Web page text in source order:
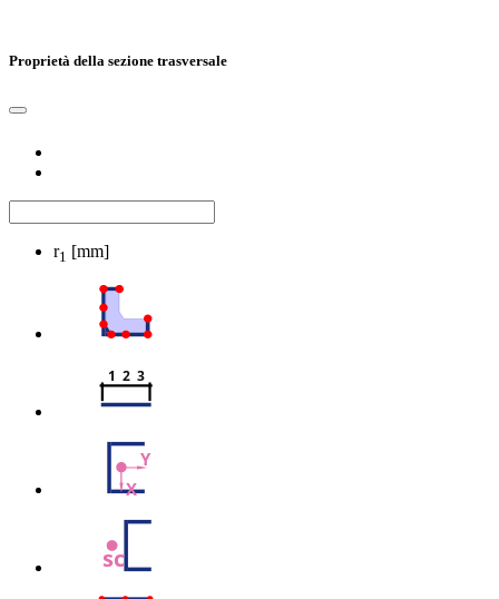
Proprietà della sezione trasversale
r1 [mm]
1  2  3
Y
X
sc